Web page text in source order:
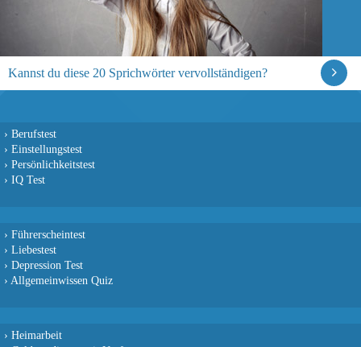
Kannst du diese 20 Sprichwörter vervollständigen?
› Berufstest
› Einstellungstest
› Persönlichkeitstest
› IQ Test
› Führerscheintest
› Liebestest
› Depression Test
› Allgemeinwissen Quiz
› Heimarbeit